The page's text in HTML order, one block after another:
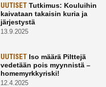
UUTISETTutkimus: Kouluihin
kaivataan takaisin kuria ja
järjestystä
13.9.2025
UUTISETIso määrä Pilttejä
vedetään pois myynnistä –
homemyrkkyriski!
12.4.2025